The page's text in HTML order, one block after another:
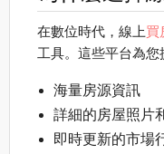
在數位時代，線上買
工具。這些平台為您
海量房源資訊
詳細的房屋照片
即時更新的市場